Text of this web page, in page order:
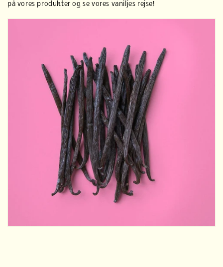
på vores produkter og se vores vaniljes rejse!